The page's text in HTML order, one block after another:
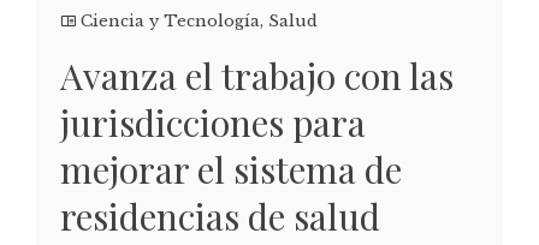
Ciencia y Tecnología, Salud
Avanza el trabajo con las
jurisdicciones para
mejorar el sistema de
residencias de salud